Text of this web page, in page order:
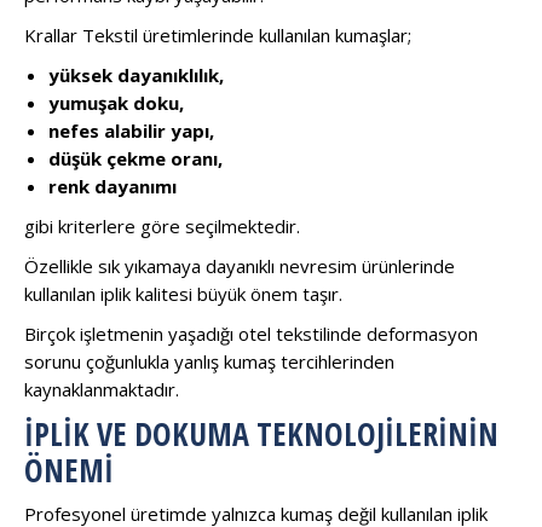
Krallar Tekstil üretimlerinde kullanılan kumaşlar;
yüksek dayanıklılık,
yumuşak doku,
nefes alabilir yapı,
düşük çekme oranı,
renk dayanımı
gibi kriterlere göre seçilmektedir.
Özellikle sık yıkamaya dayanıklı nevresim ürünlerinde
kullanılan iplik kalitesi büyük önem taşır.
Birçok işletmenin yaşadığı otel tekstilinde deformasyon
sorunu çoğunlukla yanlış kumaş tercihlerinden
kaynaklanmaktadır.
İPLIK VE DOKUMA TEKNOLOJILERININ
ÖNEMI
Profesyonel üretimde yalnızca kumaş değil kullanılan iplik